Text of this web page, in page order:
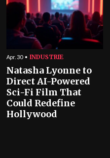
Apr. 30 INDUSTRIE
Natasha Lyonne to
Direct AI-Powered
Sci-Fi Film That
Could Redefine
Hollywood